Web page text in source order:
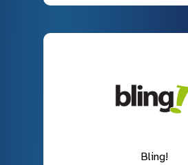
Bling!